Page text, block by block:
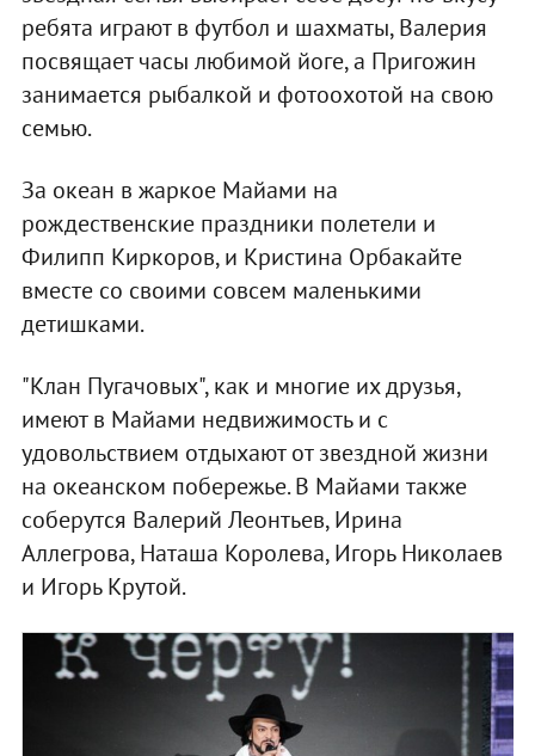
ребята играют в футбол и шахматы, Валерия
посвящает часы любимой йоге, а Пригожин
занимается рыбалкой и фотоохотой на свою
семью.
За океан в жаркое Майами на
рождественские праздники полетели и
Филипп Киркоров, и Кристина Орбакайте
вместе со своими совсем маленькими
детишками.
"Клан Пугачовых", как и многие их друзья,
имеют в Майами недвижимость и с
удовольствием отдыхают от звездной жизни
на океанском побережье. В Майами также
соберутся Валерий Леонтьев, Ирина
Аллегрова, Наташа Королева, Игорь Николаев
и Игорь Крутой.